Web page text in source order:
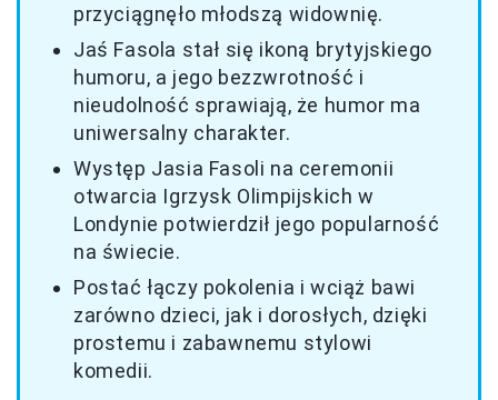
przyciągnęło młodszą widownię.
Jaś Fasola stał się ikoną brytyjskiego
humoru, a jego bezzwrotność i
nieudolność sprawiają, że humor ma
uniwersalny charakter.
Występ Jasia Fasoli na ceremonii
otwarcia Igrzysk Olimpijskich w
Londynie potwierdził jego popularność
na świecie.
Postać łączy pokolenia i wciąż bawi
zarówno dzieci, jak i dorosłych, dzięki
prostemu i zabawnemu stylowi
komedii.